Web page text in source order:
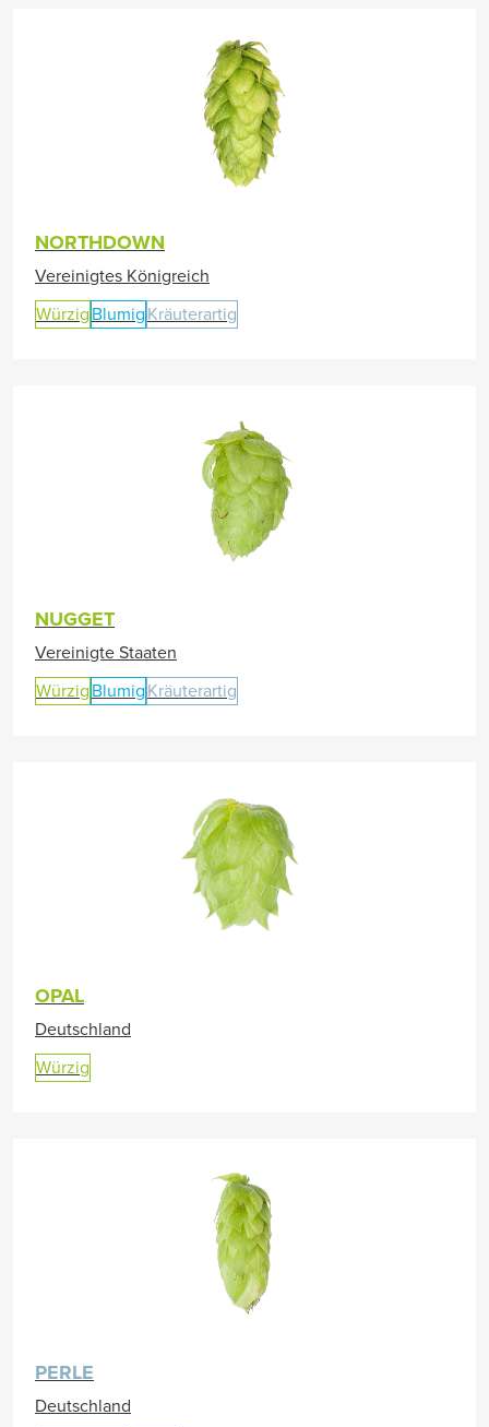
NORTHDOWN
Vereinigtes Königreich
Würzig Blumig Kräuterartig
NUGGET
Vereinigte Staaten
Würzig Blumig Kräuterartig
OPAL
Deutschland
Würzig
PERLE
Deutschland